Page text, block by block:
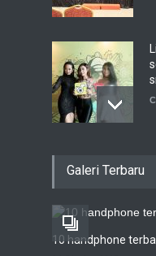
Galeri Terbaru
10 handphone